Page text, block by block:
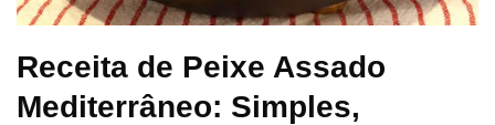
Receita de Peixe Assado
Mediterrâneo: Simples,